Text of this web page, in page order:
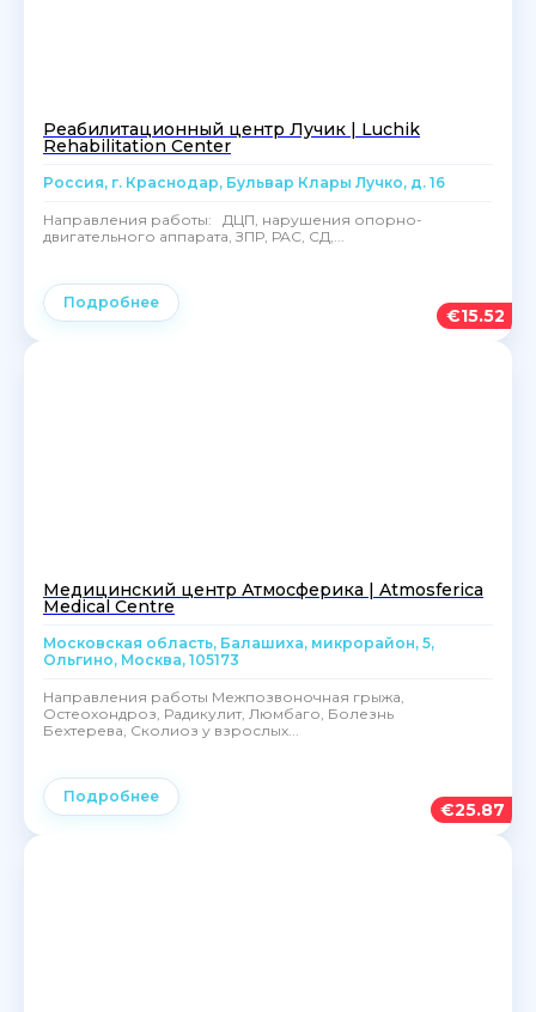
€15.52
Реабилитационный центр Лучик | Luchik
Rehabilitation Center
Россия, г. Краснодар, Бульвар Клары Лучко, д. 16
Направления работы: ДЦП, нарушения опорно-
двигательного аппарата, ЗПР, РАС, СД,...
Подробнее
€25.87
Медицинский центр Атмосферика | Atmosferica
Medical Centre
Московская область, Балашиха, микрорайон, 5,
Ольгино, Москва, 105173
Направления работы Межпозвоночная грыжа,
Остеохондроз, Радикулит, Люмбаго, Болезнь
Бехтерева, Сколиоз у взрослых...
Подробнее